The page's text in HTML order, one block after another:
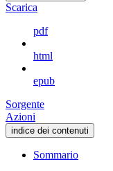
Scarica
pdf
html
epub
Sorgente
Azioni
indice dei contenuti
Sommario